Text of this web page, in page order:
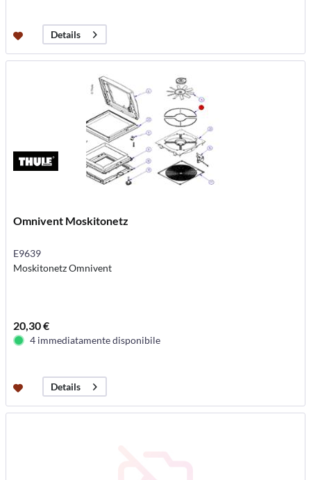
Details
Omnivent Moskitonetz
E9639
Moskitonetz Omnivent
20,30 €
4 immediatamente disponibile
Details